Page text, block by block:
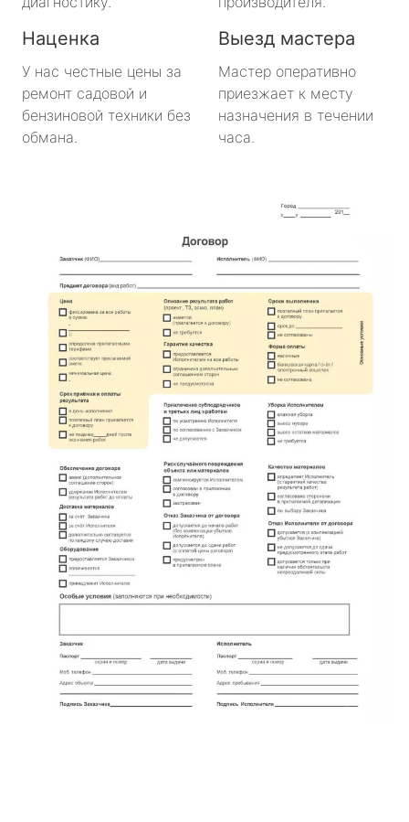
Наценка
У нас честные цены за
ремонт садовой и
бензиновой техники без
обмана.
Выезд мастера
Мастер оперативно
приезжает к месту
назначения в течении
часа.